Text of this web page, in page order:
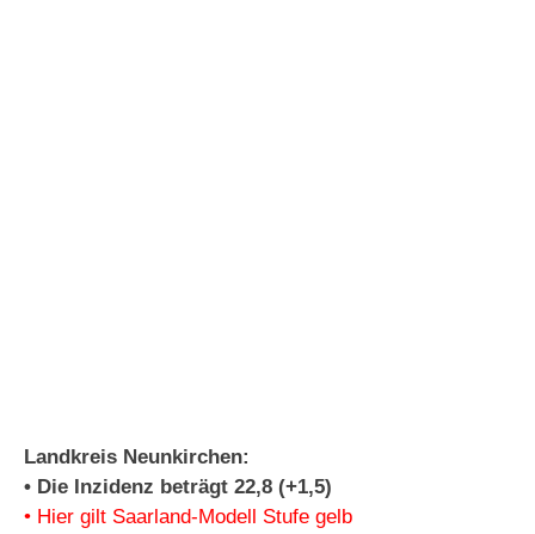
Landkreis Neunkirchen:
• Die Inzidenz beträgt 22,8 (+1,5)
• Hier gilt Saarland-Modell Stufe gelb